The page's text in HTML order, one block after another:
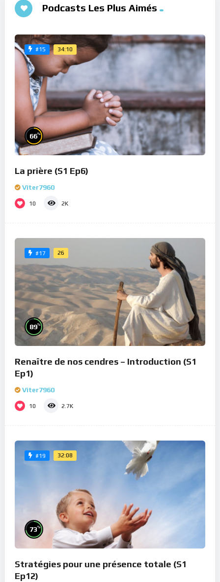
Podcasts Les Plus Aimés
#15 34:10
66%
La prière (S1 Ep6)
Viter7960
10 2K
#17 26
89%
Renaître de nos cendres – Introduction (S1
Ep1)
Viter7960
10 2.7K
#19 32:08
73%
Stratégies pour une présence totale (S1
Ep12)